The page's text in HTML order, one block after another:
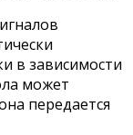
в зависимости
может
передается